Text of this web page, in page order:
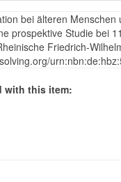
bei älteren
prospektive Studie bei
Friedrich-
with this item: